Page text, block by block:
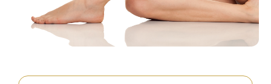
RECRUITMENT
メンズ脱毛はこちら
MENS